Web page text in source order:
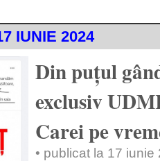
IUNIE 2024
Din puțul
exclusiv
Carei pe
• publicat la 17 iunie